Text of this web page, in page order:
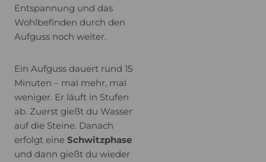
Entspannung und das
Wohlbefinden durch den
Aufguss noch weiter.
Ein Aufguss dauert rund 15
Minuten – mal mehr, mal
weniger. Er läuft in Stufen
ab. Zuerst gießt du Wasser
auf die Steine. Danach
erfolgt eine Schwitzphase
und dann gießt du wieder